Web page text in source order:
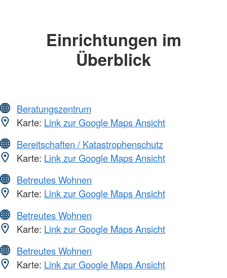
Einrichtungen im
Überblick
Beratungszentrum
Karte: Link zur Google Maps Ansicht
Bereitschaften / Katastrophenschutz
Karte: Link zur Google Maps Ansicht
Betreutes Wohnen
Karte: Link zur Google Maps Ansicht
Betreutes Wohnen
Karte: Link zur Google Maps Ansicht
Betreutes Wohnen
Karte: Link zur Google Maps Ansicht